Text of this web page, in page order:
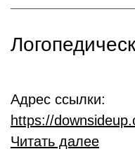
Адрес ссылки:
https://
Читать далее